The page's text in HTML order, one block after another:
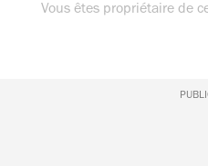
Vous êtes propriétaire de